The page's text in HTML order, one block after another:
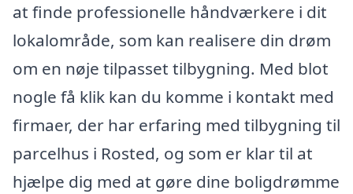
at finde professionelle håndværkere i dit
lokalområde, som kan realisere din drøm
om en nøje tilpasset tilbygning. Med blot
nogle få klik kan du komme i kontakt med
firmaer, der har erfaring med tilbygning til
parcelhus i Rosted, og som er klar til at
hjælpe dig med at gøre dine boligdrømme